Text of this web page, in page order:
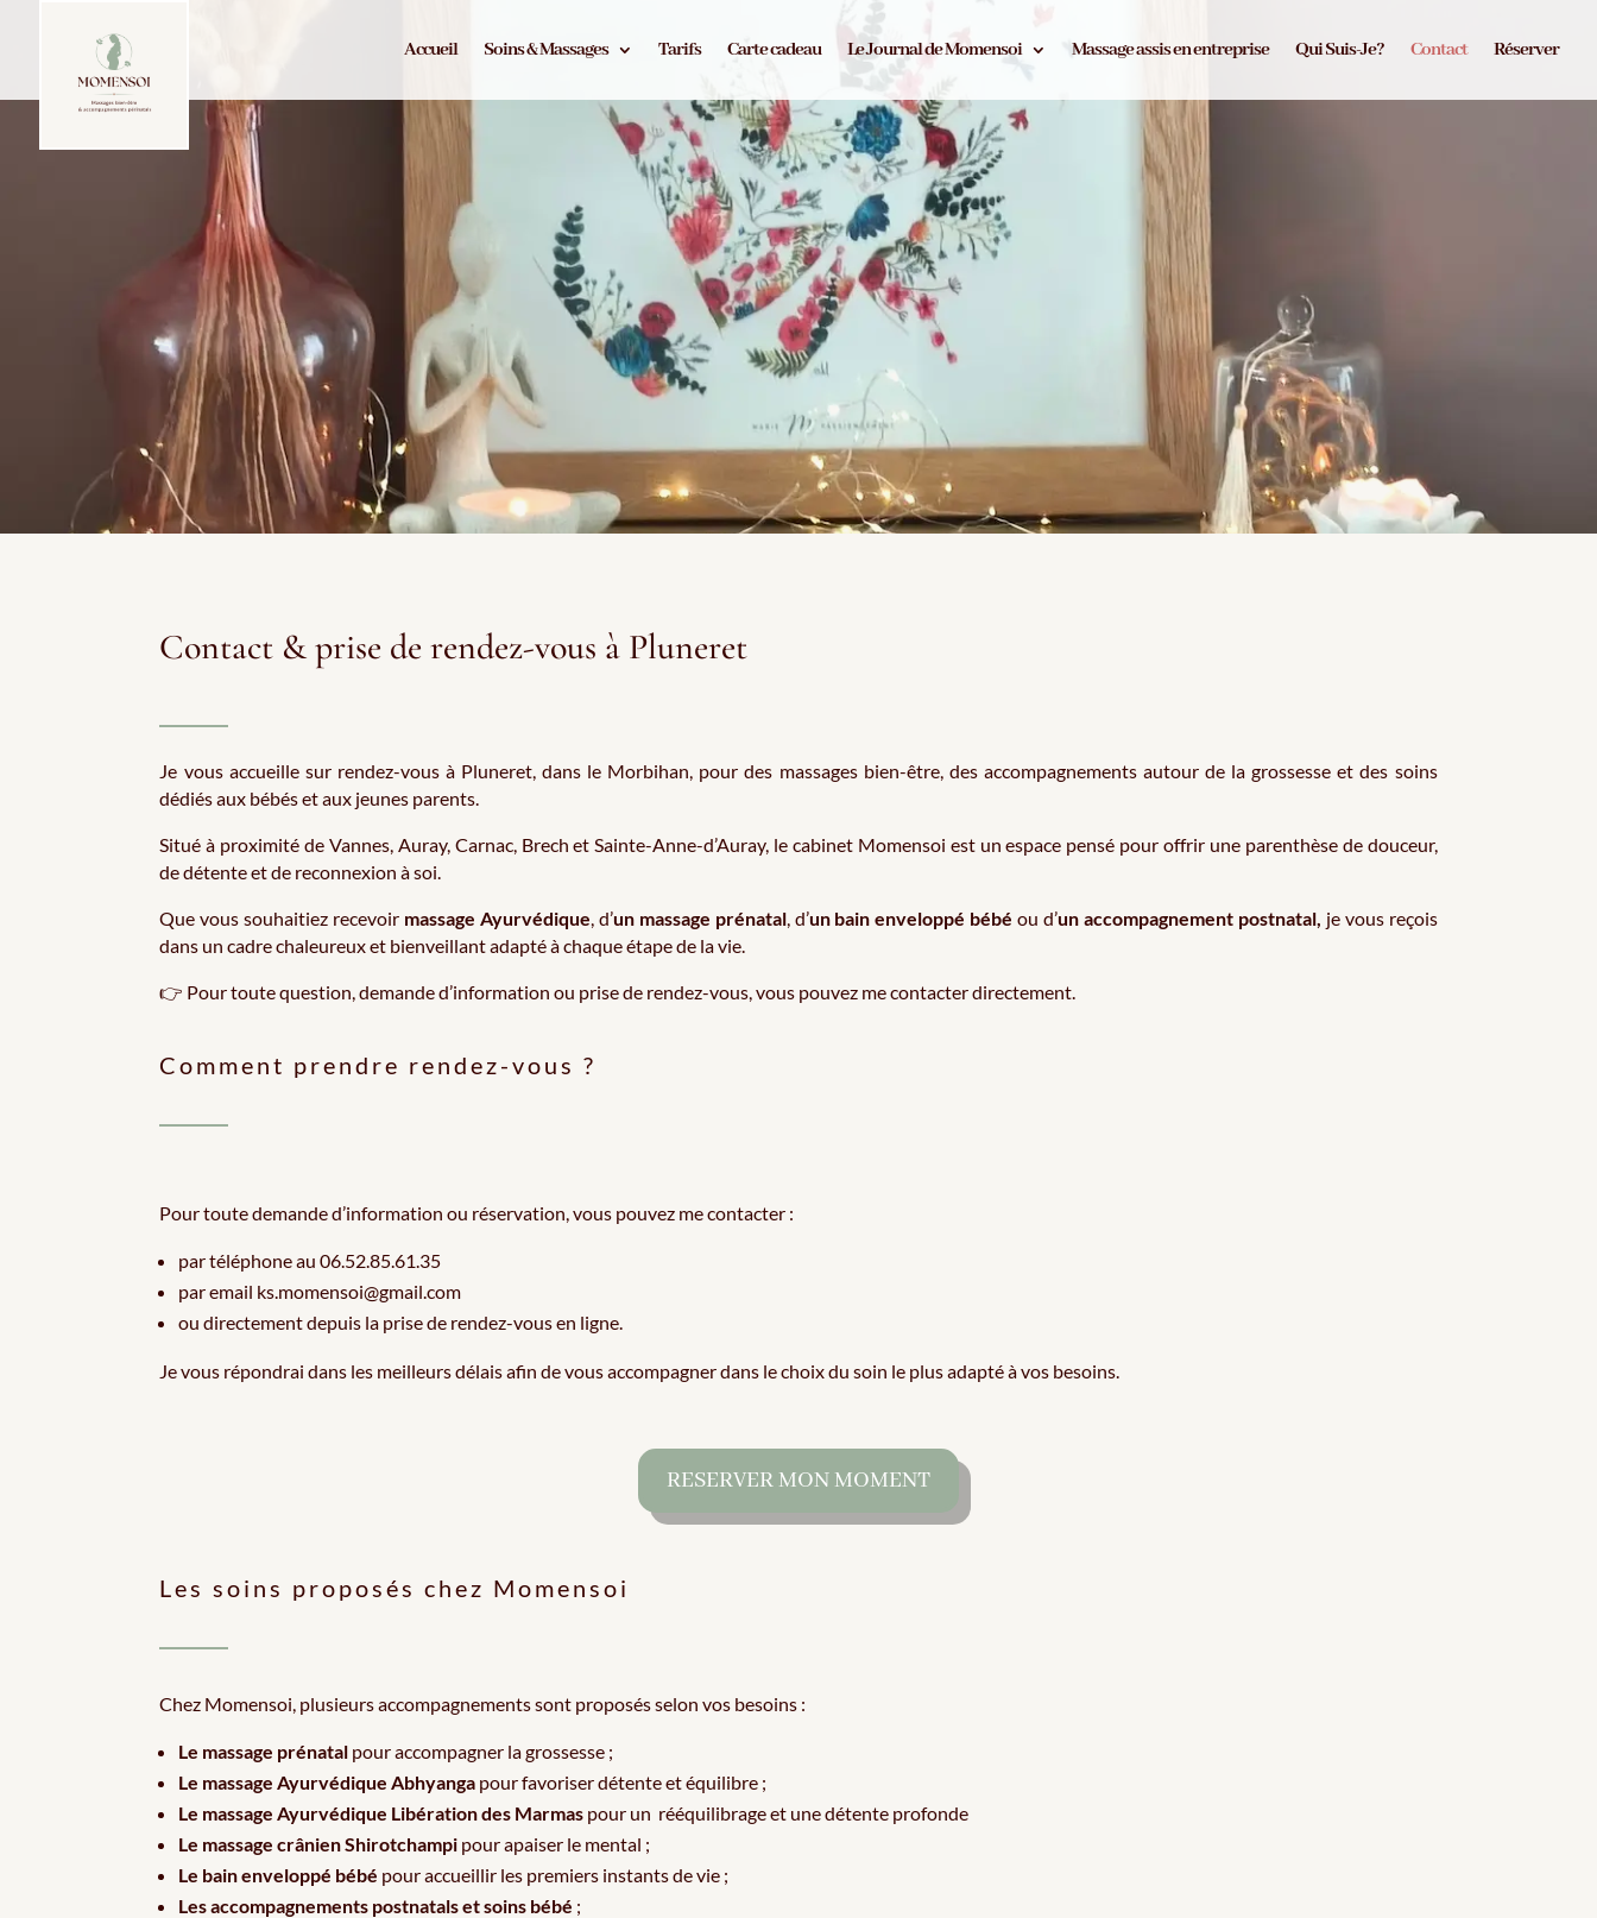
Accueil Soins & Massages Tarifs Carte cadeau Le Journal de Momensoi Massage assis en entreprise Qui Suis-Je? Contact Réserver
Contact & prise de rendez-vous à Pluneret
Je vous accueille sur rendez-vous à Pluneret, dans le Morbihan, pour des massages bien-être, des accompagnements autour de la grossesse et des soins
dédiés aux bébés et aux jeunes parents.
Situé à proximité de Vannes, Auray, Carnac, Brech et Sainte-Anne-d’Auray, le cabinet Momensoi est un espace pensé pour offrir une parenthèse de douceur,
de détente et de reconnexion à soi.
Que vous souhaitiez recevoir massage Ayurvédique , d’un massage prénatal, d’un bain enveloppé bébé ou d’un accompagnement postnatal, je vous reçois
dans un cadre chaleureux et bienveillant adapté à chaque étape de la vie.
👉 Pour toute question, demande d’information ou prise de rendez-vous, vous pouvez me contacter directement.
Comment prendre rendez-vous ?
Pour toute demande d’information ou réservation, vous pouvez me contacter :
par téléphone au 06.52.85.61.35
par email ks.momensoi@gmail.com
ou directement depuis la prise de rendez-vous en ligne.
Je vous répondrai dans les meilleurs délais afin de vous accompagner dans le choix du soin le plus adapté à vos besoins.
RESERVER MON MOMENT
Les soins proposés chez Momensoi
Chez Momensoi, plusieurs accompagnements sont proposés selon vos besoins :
Le massage prénatal pour accompagner la grossesse ;
Le massage Ayurvédique Abhyanga pour favoriser détente et équilibre ;
Le massage Ayurvédique Libération des Marmas pour un rééquilibrage et une détente profonde
Le massage crânien Shirotchampi pour apaiser le mental ;
Le bain enveloppé bébé pour accueillir les premiers instants de vie ;
Les accompagnements postnatals et soins bébé ;